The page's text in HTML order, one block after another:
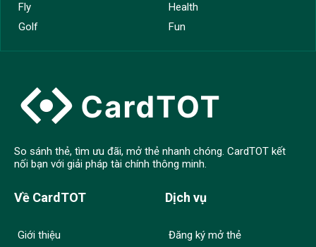
Fly
Golf
Health
Fun
So sánh thẻ, tìm ưu đãi, mở thẻ nhanh chóng. CardTOT kết
nối bạn với giải pháp tài chính thông minh.
Về CardTOT
Giới thiệu
Dịch vụ
Đăng ký mở thẻ